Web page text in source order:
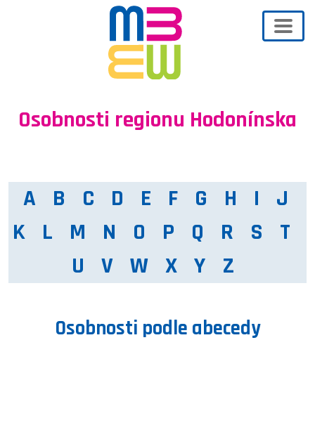
Osobnosti regionu Hodonínska
A B C D E F G H I
J
K
L M N O P Q R S
T
U
V W X Y Z
Osobnosti podle abecedy